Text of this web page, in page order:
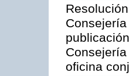
oficina